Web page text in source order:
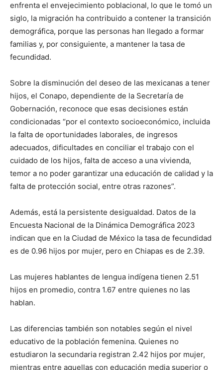
enfrenta el envejecimiento poblacional, lo que le tomó un
siglo, la migración ha contribuido a contener la transición
demográfica, porque las personas han llegado a formar
familias y, por consiguiente, a mantener la tasa de
fecundidad.
Sobre la disminución del deseo de las mexicanas a tener
hijos, el Conapo, dependiente de la Secretaría de
Gobernación, reconoce que esas decisiones están
condicionadas “por el contexto socioeconómico, incluida
la falta de oportunidades laborales, de ingresos
adecuados, dificultades en conciliar el trabajo con el
cuidado de los hijos, falta de acceso a una vivienda,
temor a no poder garantizar una educación de calidad y la
falta de protección social, entre otras razones”.
Además, está la persistente desigualdad. Datos de la
Encuesta Nacional de la Dinámica Demográfica 2023
indican que en la Ciudad de México la tasa de fecundidad
es de 0.96 hijos por mujer, pero en Chiapas es de 2.39.
Las mujeres hablantes de lengua indígena tienen 2.51
hijos en promedio, contra 1.67 entre quienes no las
hablan.
Las diferencias también son notables según el nivel
educativo de la población femenina. Quienes no
estudiaron la secundaria registran 2.42 hijos por mujer,
mientras entre aquellas con educación media superior o